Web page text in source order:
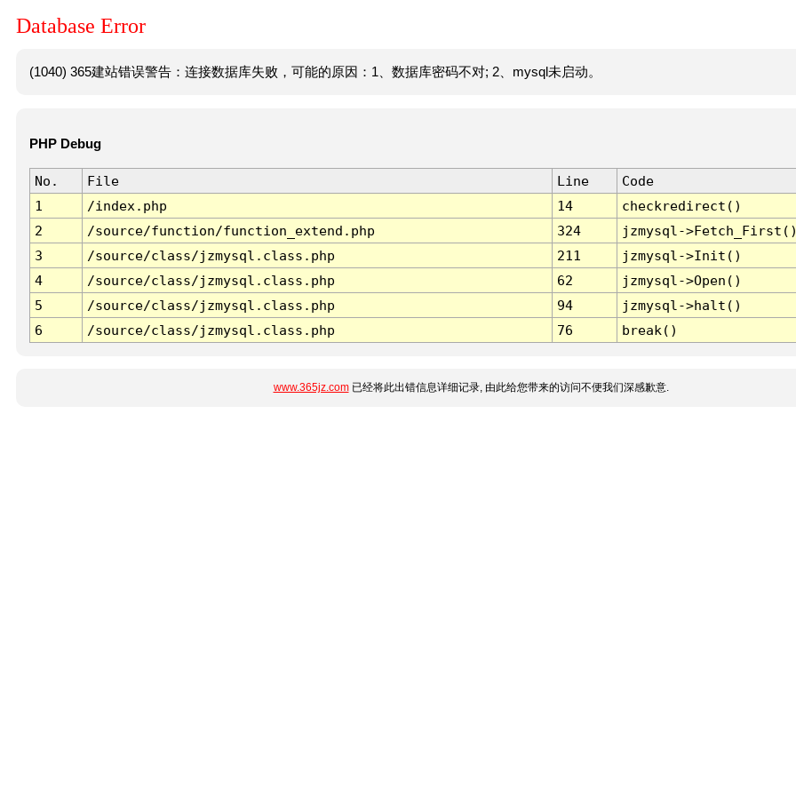
Database Error
(1040) 365建站错误警告：连接数据库失败，可能的原因：1、数据库密码不对; 2、mysql未启动。
PHP Debug
No. File Line
Code
1
/index.php 14
checkredirect()
2
/source/function/function_extend.php 324
jzmysql-
3
/source/class/jzmysql.class.php 211
jzmysql->Init()
4
/source/class/jzmysql.class.php 62
jzmysql->Open()
5
/source/class/jzmysql.class.php 94
jzmysql->halt()
6
/source/class/jzmysql.class.php 76 break()
www.365jz.com已经将此出错信息详细记录, 由此给您带来的访问不便我们深感歉意.